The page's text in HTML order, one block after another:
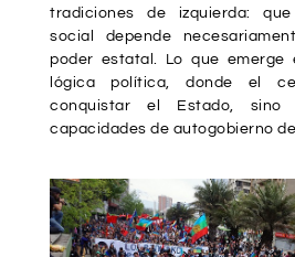
tradiciones de izquierda:
social depende
poder estatal. Lo que emerge
lógica política, donde el
conquistar el Estado,
capacidades de autogobierno